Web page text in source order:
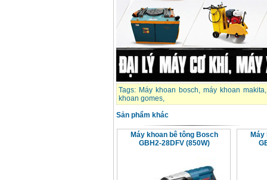
Tags: Máy khoan bosch, máy khoan makita
khoan gomes,
Sản phẩm khác
Máy khoan bê tông Bosch
GBH2-28DFV (850W)